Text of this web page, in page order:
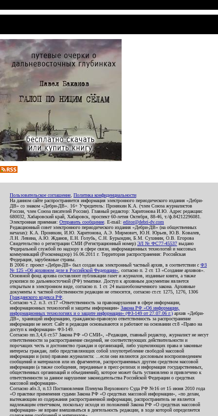
Пользовательское соглашение Политика конфиденциальности
На данном сайте распространяется информация электронного периодического издания «Дебри-
ДВ» со знаком «Дебри-ДВ». 16+ Учредитель: Пронякин К.А. (член Союза журналистов
России, член Союза писателей России). Главный редактор: Харитонова И.Ю. Адрес редакции:
680032, Хабаровский край, Хабаровск, проспект 60-летия Октября, 88-46, т./ф.84212296081.
Электронная приемная: Отправить сообщение . E-mail: editor@debri-dv.com
Редакционный совет электронного периодического издания «Дебри-ДВ» (на общественных
началах): К.А. Пронякин, И.Ю. Харитонова, А.Э. Мирмович, Ю.Н. Юрьев, Ю.В. Ковалев,
Л.Н. Левина, А.Ю. Жданов, Е.Н. Голубь, С.Н. Бурындин, Б.М. Сухинин, О.В. Егорова
Свидетельство о регистрации СМИ (Регистрационный номер) ЭЛ № ФС77-45537 выдано
Федеральной службой по надзору в сфере связи, информационных технологий и массовых
коммуникаций (Роскомнадзор) 16.06.2011 г. Территория распространения: Российская
Федерация, зарубежные страны.
В 2006 г. проект «Дебри-ДВ» был создан как электронный частный архив, в соответствии с ФЗ
№ 125 «Об архивном деле в Российской Федерации» , согласно п. 2 ст. 13 «Создание архивов».
Основной фонд архива составляют публикации газет и журналов, изданные книги, а также
рукописи по дальневосточной (РФ) тематике. Доступ к архивным документам является
открытым в электронном виде, согласно п. 1 ст. 24 вышеобозначенного закона. Архивные
документы к частной собственности редакции не относятся, согласно ст.ст. 1275, 1276, 1306
Гражданского кодекса РФ
Согласно ч.2. п.3. ст.17 «Ответственность за правонарушения в сфере информации,
информационных технологий и защиты информации» Закона РФ «Об информации,
информационных технологиях и о защите информации» (ФЗ-149 от 27.07.06 г.) архив «Дебри-
ДВ», хранящий информацию, гражданско-правовую ответственность за распространение
информации не несет. Сайт и редакция основываются и работают на основании ст.8 «Право на
доступ к информации» ФЗ-149.
Согласно пп.3,4,6 ст.57 Закона РФ «О СМИ», «Редакция, главный редактор, журналист не несут
ответственности за распространение сведений, не соответствующих действительности и
порочащих честь и достоинство граждан и организаций, либо ущемляющих права и законные
интересы граждан, либо представляющих собой злоупотребление свободой массовой
информации и (или) правами журналиста: ...если они являются дословным воспроизведением
сообщений и материалов или их фрагментов, распространенных другим средством массовой
информации (а также сообщения, переданные в пресс-релизах и информация государственных,
общественных организаций и объединений), которое может быть установлено и привлечено к
ответственности за данное нарушение законодательства Российской Федерации о средствах
массовой информации».
Согласно абз.3, п.13 Постановления Пленума Верховного Суда РФ №16 от 15 июня 2010 года
«О практике применения судами Закона РФ «О средствах массовой информации», «по делам,
вытекающим из содержания распространенной информации, распространитель не является
надлежащим ответчиком, поскольку исходя из положений Закона РФ «О средствах массовой
информации» не вправе вмешиваться в деятельность редакции, в ходе которой определяется